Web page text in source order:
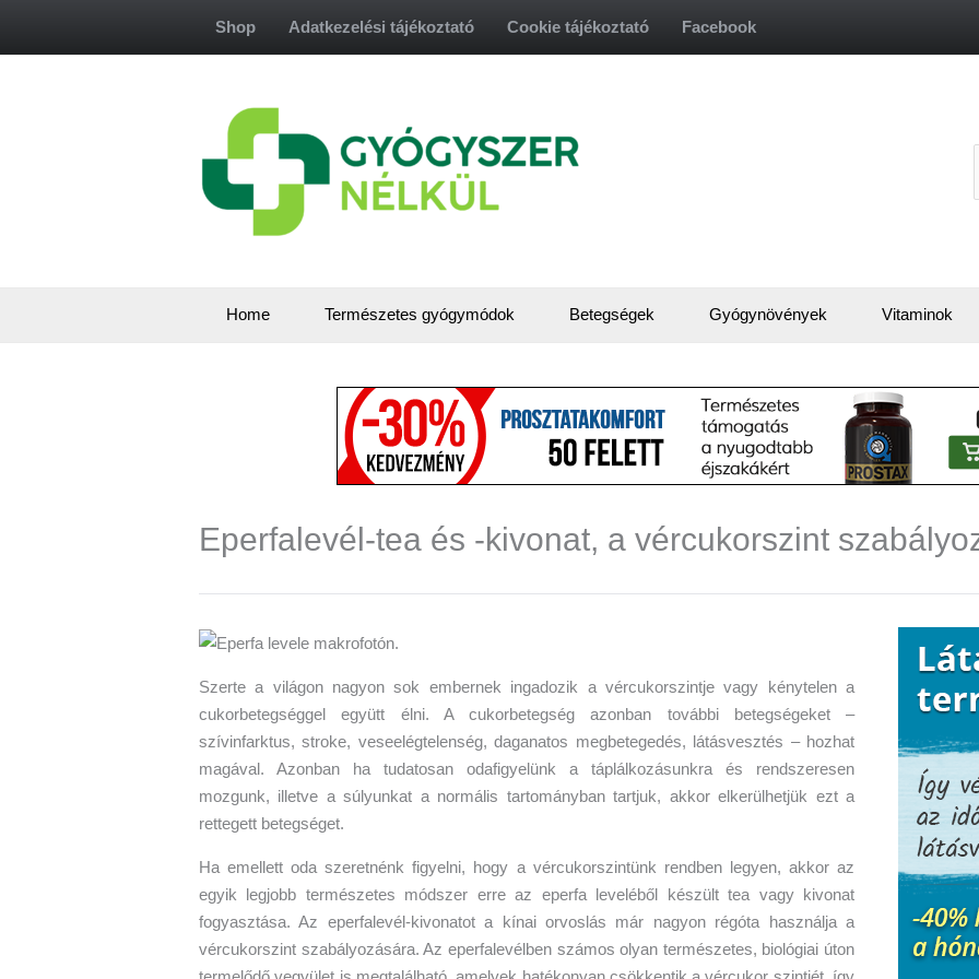
Shop Adatkezelési tájékoztató Cookie tájékoztató Facebook
Home Természetes gyógymódok Betegségek Gyógynövények Vitaminok
Eperfalevél-tea és -kivonat, a vércukorszint
Szerte a világon nagyon sok embernek ingadozik a vércukorszintje vagy kénytelen a
cukorbetegséggel együtt élni. A cukorbetegség azonban további betegségeket –
szívinfarktus, stroke, veseelégtelenség, daganatos megbetegedés, látásvesztés – hozhat
magával. Azonban ha tudatosan odafigyelünk a táplálkozásunkra és rendszeresen
mozgunk, illetve a súlyunkat a normális tartományban tartjuk, akkor elkerülhetjük ezt a
rettegett betegséget.
Ha emellett oda szeretnénk figyelni, hogy a vércukorszintünk rendben legyen, akkor az
egyik legjobb természetes módszer erre az eperfa leveléből készült tea vagy kivonat
fogyasztása. Az eperfalevél-kivonatot a kínai orvoslás már nagyon régóta használja a
vércukorszint szabályozására. Az eperfalevélben számos olyan természetes, biológiai úton